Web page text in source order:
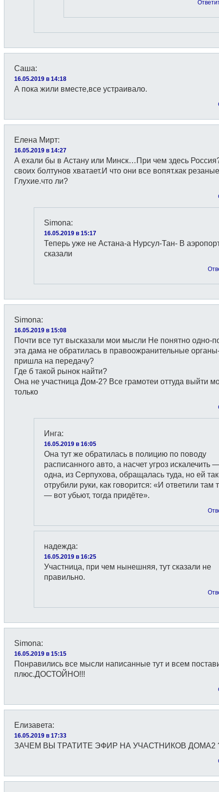
Саша:
16.05.2019 в 14:18
А пока жили вместе,все устраивало.
Елена Мирт:
16.05.2019 в 14:27
А ехали бы в Астану или Минск…При чем здесь
своих болтунов хватает.И что они все вопят.как
Глухие.что ли?
Simona:
16.05.2019 в 15:17
Теперь уже не Астана-а Нурсул-Тан- В
сказали
Simona:
16.05.2019 в 15:08
Почти все тут высказали мои мысли Не понятно одно-
эта дама не обратилась в правоожранительные
пришла на передачу?
Где б такой рынок найти?
Она не участница Дом-2? Все грамотеи оттуда выйти
только
Инга:
16.05.2019 в 16:05
Она тут же обратилась в полицию по поводу
расписанного авто, а насчет угроз искалечить
одна, из Серпухова, обращалась туда, но ей
отрубили руки, как говорится: «И ответили там
— вот убьют, тогда придёте».
надежда:
16.05.2019 в 16:25
Участница, при чем нынешняя, тут сказали не
правильно.
Simona:
16.05.2019 в 15:15
Понравились все мысли написанные тут и всем
плюс.ДОСТОЙНО!!!
Елизавета:
16.05.2019 в 17:33
ЗАЧЕМ ВЫ ТРАТИТЕ ЭФИР НА УЧАСТНИКОВ ДОМА2